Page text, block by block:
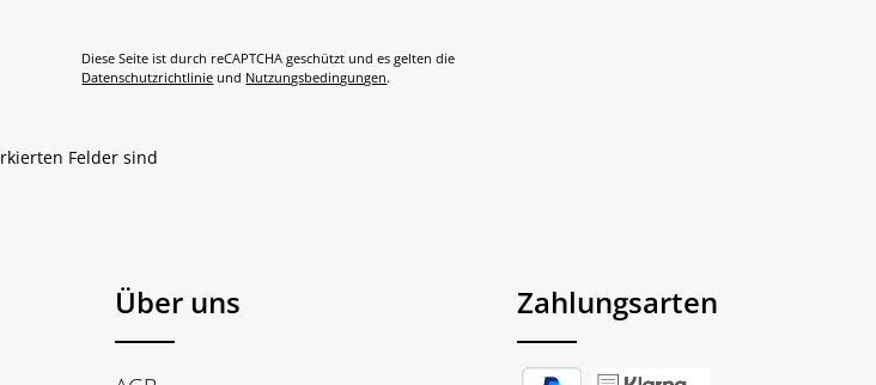
Diese Seite ist durch reCAPTCHA geschützt und es gelten die
Datenschutzrichtlinie und Nutzungsbedingungen.
Felder sind
Über uns Zahlungsarten